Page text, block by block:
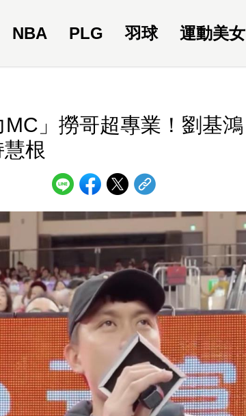
NBA PLG 羽球 運動美女
」撈哥超專業！劉基鴻
根